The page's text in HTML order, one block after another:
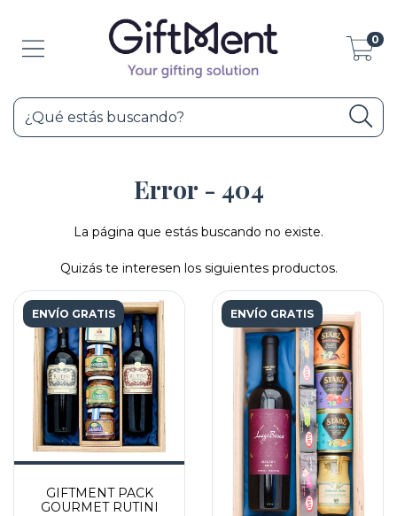
0
Error - 404
La página que estás buscando no existe.
Quizás te interesen los siguientes productos.
ENVÍO GRATIS
GIFTMENT PACK
GOURMET RUTINI
ENVÍO GRATIS